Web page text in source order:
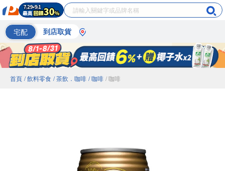
宅配 到店取貨
首頁 / 飲料零食 / 茶飲．咖啡 / 咖啡 / 咖啡